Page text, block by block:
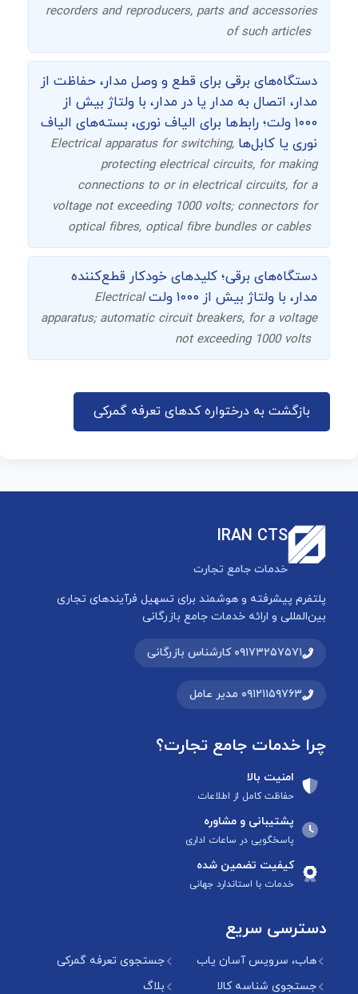
recorders and reproducers, parts and accessories
of such articles
دستگاه‌های برقی برای قطع و وصل مدار، حفاظت از
مدار، اتصال به مدار یا در مدار، با ولتاژ بیش از
۱۰۰۰ ولت؛ رابط‌ها برای الیاف نوری، بسته‌های الیاف
نوری یا کابل‌ها Electrical apparatus for switching,
protecting electrical circuits, for making
connections to or in electrical circuits, for a
voltage not exceeding 1000 volts; connectors for
optical fibres, optical fibre bundles or cables
دستگاه‌های برقی؛ کلیدهای خودکار قطع‌کننده
مدار، با ولتاژ بیش از ۱۰۰۰ ولت
Electrical
apparatus; automatic circuit breakers, for a voltage
not exceeding 1000 volts
بازگشت به درختواره کدهای تعرفه گمرکی
IRAN CTS
خدمات جامع تجارت
پلتفرم پیشرفته و هوشمند برای تسهیل فرآیندهای تجاری
بین‌المللی و ارائه خدمات جامع بازرگانی
۰۹۱۷۳۲۵۷۵۷۱ کارشناس بازرگانی
۰۹۱۲۱۱۵۹۷۶۳ مدیر عامل
چرا خدمات جامع تجارت؟
امنیت بالا
حفاظت کامل از اطلاعات
پشتیبانی و مشاوره
پاسخگویی در ساعات اداری
کیفیت تضمین شده
خدمات با استاندارد جهانی
دسترسی سریع
هاب، سرویس آسان یاب
جستجوی تعرفه گمرکی
جستجوی شناسه کالا
بلاگ